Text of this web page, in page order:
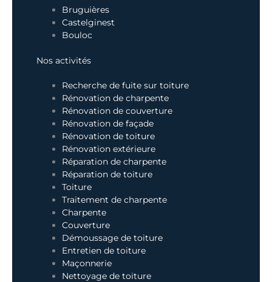
Bruguières
Castelginest
Bouloc
Nos activités
Recherche de fuite sur toiture
Rénovation de charpente
Rénovation de couverture
Rénovation de façade
Rénovation de toiture
Rénovation extérieure
Réparation de charpente
Réparation de toiture
Toiture
Traitement de charpente
Charpente
Couverture
Démoussage de toiture
Entretien de toiture
Maçonnerie
Nettoyage de toiture